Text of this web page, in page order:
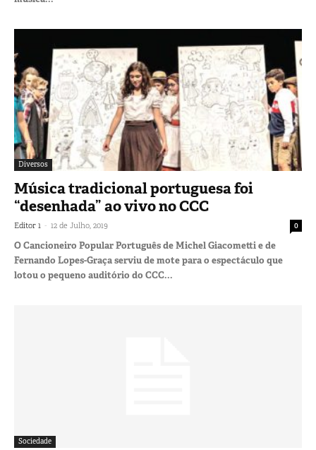
Diversos
Música tradicional portuguesa foi
“desenhada” ao vivo no CCC
Editor 1 - 12 de Julho, 2019 0
O Cancioneiro Popular Português de Michel Giacometti e de
Fernando Lopes-Graça serviu de mote para o espectáculo que
lotou o pequeno auditório do CCC...
Sociedade